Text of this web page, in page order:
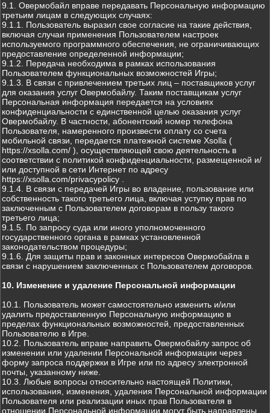
9.1. Овермобайл вправе передавать Персональную информацию
третьим лицам в следующих случаях:
9.1.1. Пользователь выразил свое согласие на такие действия,
включая случаи применения Пользователем настроек
используемого программного обеспечения, не ограничивающих
предоставление определенной информации;
9.1.2. Передача необходима в рамках использования
Пользователем функциональных возможностей Игры;
9.1.3. В связи с привлечением третьих лиц – поставщиков услуг
для оказания услуг Овермобайлу. Таким поставщикам услуг
Персональная информация передается на условиях
конфиденциальности с единственной целью оказания услуг
Овермобайлу. В частности, абонентский номер телефона
Пользователя, намеренного произвести оплату со счета
мобильной связи, передается платежной системе Xsolla (
https://xsolla.com/ ), осуществляющей свою деятельность в
соответствии с политикой конфиденциальности, размещенной и/
или доступной в сети Интернет по адресу
https://xsolla.com/privacypolicy .
9.1.4. В связи с передачей Игры во владение, пользование или
собственность такого третьего лица, включая уступку прав по
заключенным с Пользователем договорам в пользу такого
третьего лица;
9.1.5. По запросу суда или иного уполномоченного
государственного органа в рамках установленной
законодательством процедуры;
9.1.6. Для защиты прав и законных интересов Овермобайла в
связи с нарушением заключенных с Пользователем договоров.
10. Изменение и удаление Персональной информации
10.1. Пользователь может самостоятельно изменить и/или
удалить предоставленную Персональную информацию в
пределах функциональных возможностей, предоставленных
Пользователю в Игре.
10.2. Пользователь вправе направить Овермобайлу запрос об
изменении или удалении Персональной информации через
форму запроса поддержки в Игре или по адресу электронной
почты, указанному ниже.
10.3. Любые вопросы относительно настоящей Политики,
использования, изменения, удаления Персональной информации
Пользователя или реализации иных прав Пользователя в
отношении Персональной информации могут быть направлены